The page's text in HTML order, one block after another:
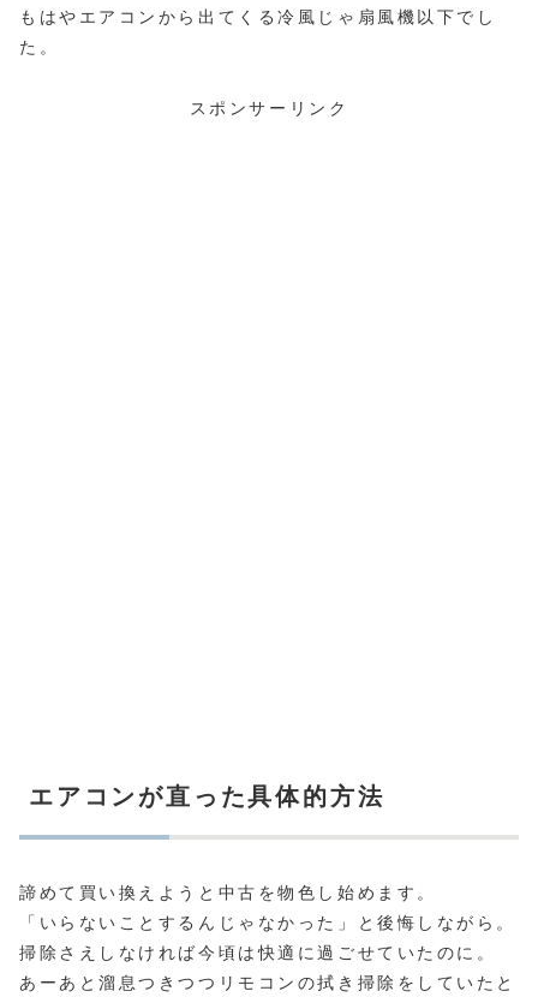
もはやエアコンから出てくる冷風じゃ扇風機以下でし
た。
スポンサーリンク
エアコンが直った具体的方法
諦めて買い換えようと中古を物色し始めます。
「いらないことするんじゃなかった」と後悔しながら。
掃除さえしなければ今頃は快適に過ごせていたのに。
あーあと溜息つきつつリモコンの拭き掃除をしていたと